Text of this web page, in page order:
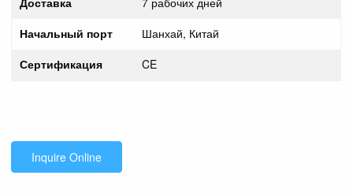
Начальный порт
Шанхай, Китай
Сертификация
CE
Inquire Online